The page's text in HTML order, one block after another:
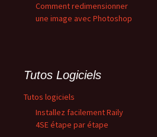
Comment redimensionner
une image avec Photoshop
Tutos Logiciels
Tutos logiciels
Installez facilement Raily
4SE étape par étape